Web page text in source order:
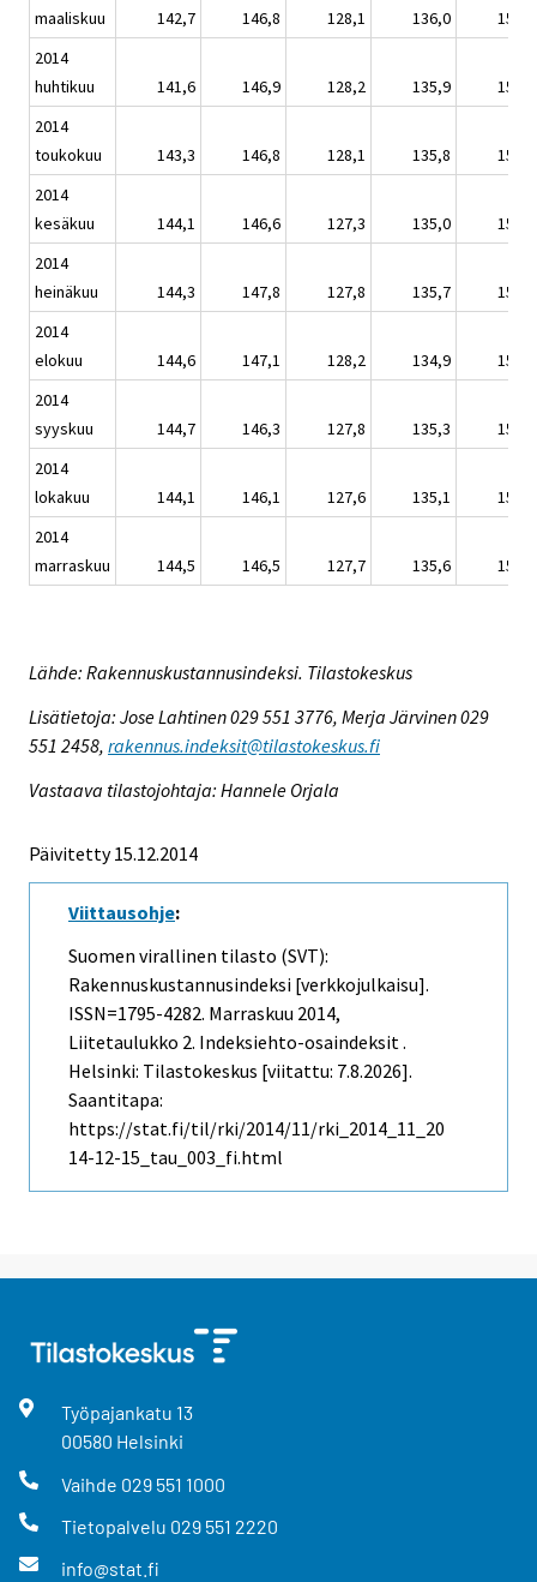
maaliskuu
142,7 146,8 128,1 136,0
153,6
2014
huhtikuu
141,6 146,9 128,2 135,9
152,4
2014
toukokuu
143,3 146,8 128,1 135,8
154,3
2014
kesäkuu
144,1 146,6 127,3 135,0
155,1
2014
heinäkuu
144,3 147,8 127,8 135,7
155,3
2014
elokuu
144,6 147,1 128,2 134,9
155,7
2014
syyskuu
144,7 146,3 127,8 135,3
155,8
2014
lokakuu
144,1 146,1 127,6 135,1
155,2
2014
marraskuu
144,5 146,5 127,7 135,6 155,5
Lähde: Rakennuskustannusindeksi. Tilastokeskus
Lisätietoja: Jose Lahtinen 029 551 3776, Merja Järvinen 029
551 2458, rakennus.indeksit@tilastokeskus.fi
Vastaava tilastojohtaja: Hannele Orjala
Päivitetty 15.12.2014
Viittausohje:
Suomen virallinen tilasto (SVT):
Rakennuskustannusindeksi [verkkojulkaisu].
ISSN=1795-4282. Marraskuu 2014,
Liitetaulukko 2. Indeksiehto-osaindeksit .
Helsinki: Tilastokeskus [viitattu: 7.8.2026].
Saantitapa:
https://stat.fi/til/rki/2014/11/rki_2014_11_20
14-12-15_tau_003_fi.html
Työpajankatu 13
00580 Helsinki
Vaihde 029 551 1000
Tietopalvelu 029 551 2220
info@stat.fi